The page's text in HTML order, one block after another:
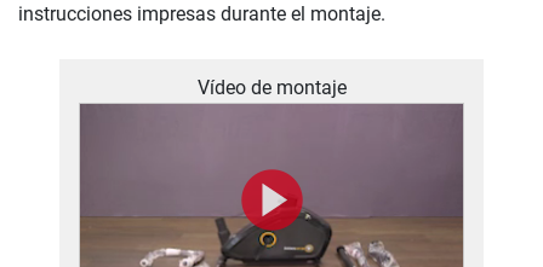
instrucciones impresas durante el montaje.
Vídeo de montaje